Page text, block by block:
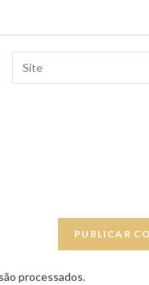
processados.